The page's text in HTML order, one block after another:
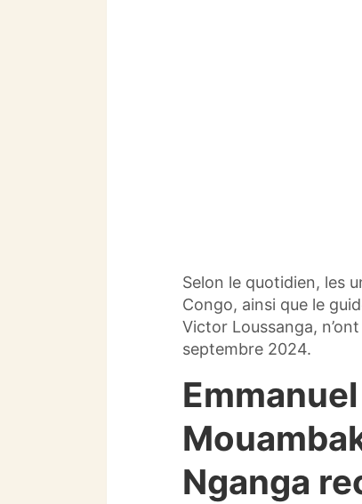
Selon le quotidien, les
Congo, ainsi que le
Victor Loussanga,
septembre 2024.
Nganga